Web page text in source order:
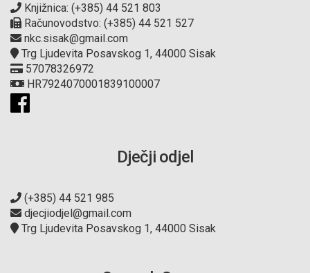
Knjižnica: (+385) 44 521 803
Računovodstvo: (+385) 44 521 527
nkc.sisak@gmail.com
Trg Ljudevita Posavskog 1, 44000 Sisak
57078326972
HR7924070001839100007
Dječji odjel
(+385) 44 521 985
djecjiodjel@gmail.com
Trg Ljudevita Posavskog 1, 44000 Sisak